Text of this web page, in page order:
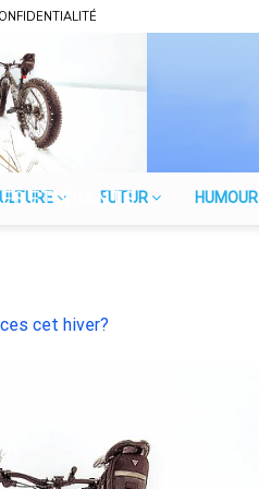
ÉTUDIANTS
FUTUR HUMOUR
cet hiver?